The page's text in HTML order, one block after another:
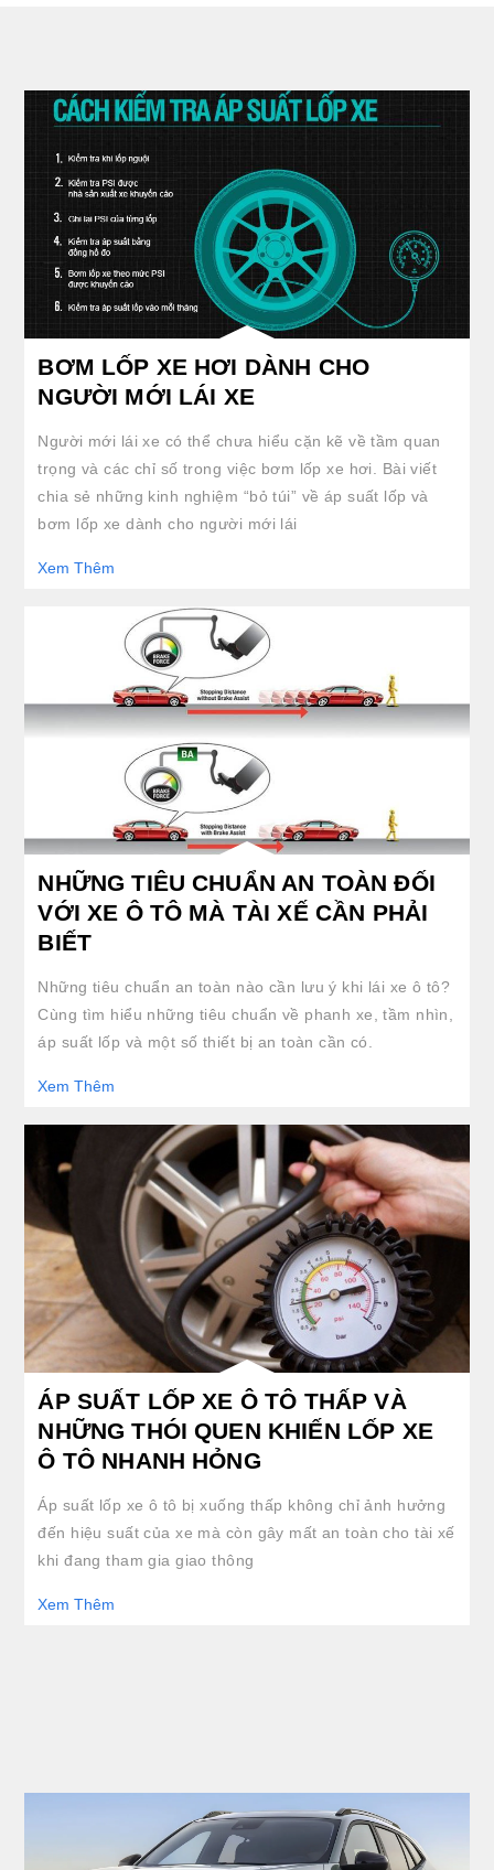
clickable image of BƠM LỐP XE HƠI DÀNH CHO NGƯỜI MỚI LÁI XE
BƠM LỐP XE HƠI DÀNH CHO
NGƯỜI MỚI LÁI XE
Người mới lái xe có thể chưa hiểu cặn kẽ về tầm quan
trọng và các chỉ số trong việc bơm lốp xe hơi. Bài viết
chia sẻ những kinh nghiệm “bỏ túi” về áp suất lốp và
bơm lốp xe dành cho người mới lái
Xem Thêm
clickable image of NHỮNG TIÊU CHUẨN AN TOÀN ĐỐI VỚI XE Ô TÔ MÀ TÀI XẾ CẦN
NHỮNG TIÊU CHUẨN AN TOÀN ĐỐI
VỚI XE Ô TÔ MÀ TÀI XẾ CẦN PHẢI
BIẾT
Những tiêu chuẩn an toàn nào cần lưu ý khi lái xe ô tô?
Cùng tìm hiểu những tiêu chuẩn về phanh xe, tầm nhìn,
áp suất lốp và một số thiết bị an toàn cần có.
Xem Thêm
clickable image of ÁP SUẤT LỐP XE Ô TÔ THẤP VÀ NHỮNG THÓI QUEN KHIẾN LỐP XE
ÁP SUẤT LỐP XE Ô TÔ THẤP VÀ
NHỮNG THÓI QUEN KHIẾN LỐP XE
Ô TÔ NHANH HỎNG
Áp suất lốp xe ô tô bị xuống thấp không chỉ ảnh hưởng
đến hiệu suất của xe mà còn gây mất an toàn cho tài xế
khi đang tham gia giao thông
Xem Thêm